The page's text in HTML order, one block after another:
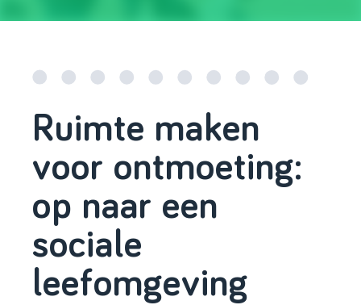
Ruimte maken
voor ontmoeting:
op naar een
sociale
leefomgeving